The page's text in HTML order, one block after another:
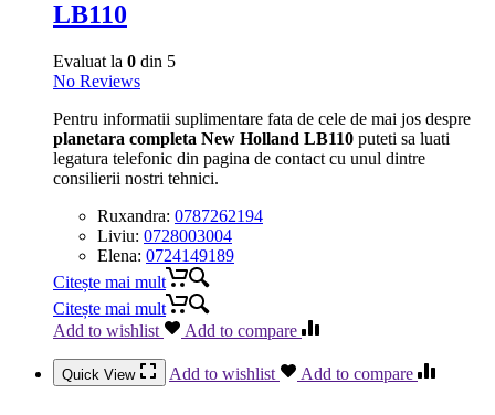
LB110
Evaluat la 0 din 5
No Reviews
Pentru informatii suplimentare fata de cele de mai jos despre
planetara completa New Holland LB110 puteti sa luati
legatura telefonic din pagina de contact cu unul dintre
consilierii nostri tehnici.
Ruxandra: 0787262194
Liviu: 0728003004
Elena: 0724149189
Citește mai mult
Citește mai mult
Add to wishlist
Add to compare
Quick View Add to wishlist Add to compare